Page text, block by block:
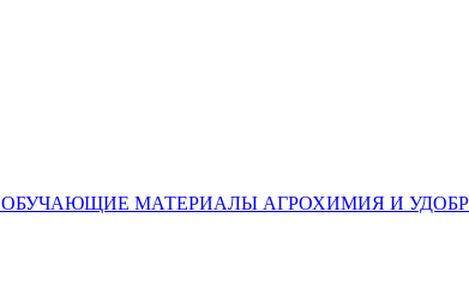
ОБУЧАЮЩИЕ МАТЕРИАЛЫ АГРОХИМИЯ И